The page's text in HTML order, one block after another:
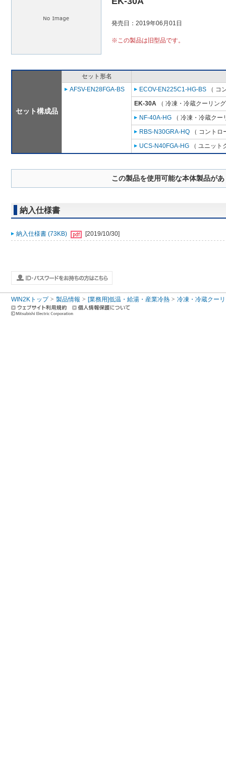
発売日：2019年06月01日
※この製品は旧型品です。
セット構成品
セット形名
AFSV-EN28FGA-BS
ECOV-EN225C1-HG-BS （ コ
EK-30A （ 冷凍・冷蔵クーリン
NF-40A-HG （ 冷凍・冷蔵ク
RBS-N30GRA-HQ （ コント
UCS-N40FGA-HG （ ユニット
この製品を使用可能な本体製品が
納入仕様書
納入仕様書 (73KB) [2019/10/30]
WIN2Kトップ 製品情報 [業務用]低温・給湯・産業冷熱 冷凍・冷蔵クー